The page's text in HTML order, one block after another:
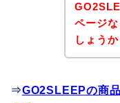
ページ
しょうか
⇒GO2SLEEPの商